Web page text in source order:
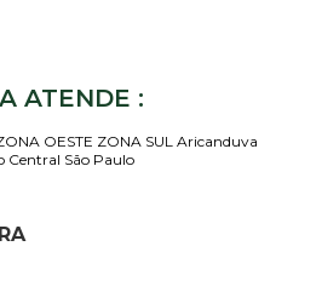
ATENDE :
OESTE ZONA SUL Aricanduva
Central São Paulo